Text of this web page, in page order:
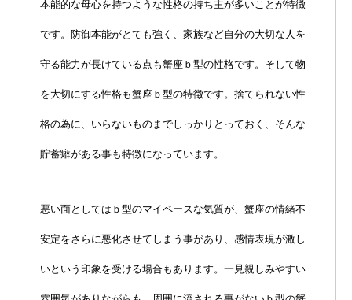
本能的な母心を持つような性格の持ち主が多いことが特徴
です。防御本能がとても強く、家族など自分の大切な人を
守る能力が長けている点も蟹座ｂ型の性格です。そして物
を大切にする性格も蟹座ｂ型の特徴です。捨てられない性
格の為に、いらないものまでしっかりとっておく、そんな
貯蓄癖がある事も特徴になっています。
悪い面としてはｂ型のマイペースな気質が、蟹座の情緒不
安定をさらに悪化させてしまう事があり、感情表現が激し
いという印象を受ける場合もあります。一見親しみやすい